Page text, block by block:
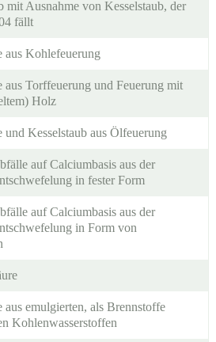
mit Ausnahme von Kesselstaub, der
fällt
aus Kohlefeuerung
aus Torffeuerung und Feuerung mit
Holz
und Kesselstaub aus Ölfeuerung
auf Calciumbasis aus der
in fester Form
auf Calciumbasis aus der
in Form von
aus emulgierten, als Brennstoffe
Kohlenwasserstoffen